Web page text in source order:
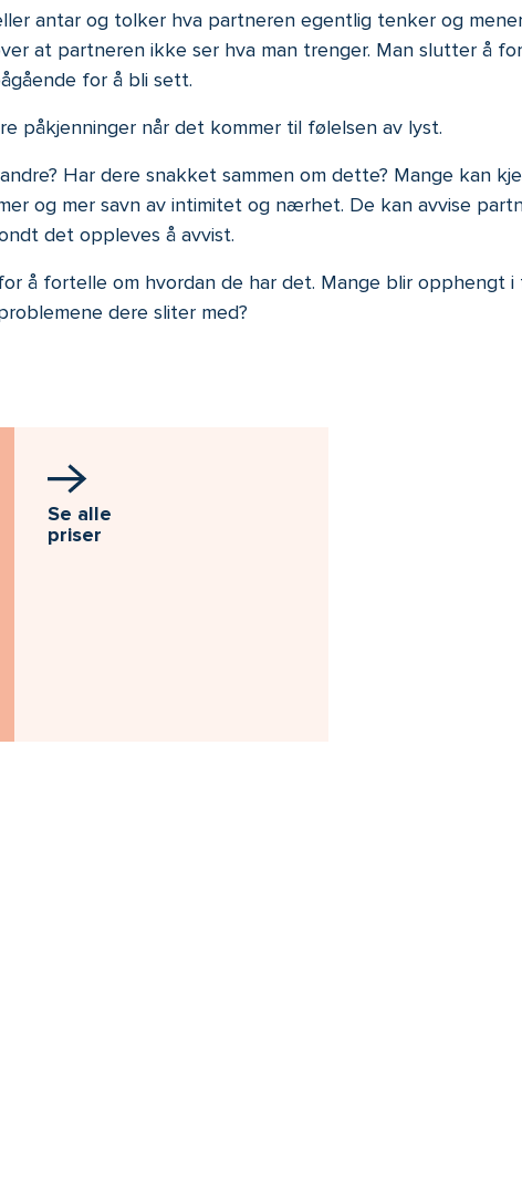
antar og tolker hva partneren egentlig tenker og
at partneren ikke ser hva man trenger. Man slutter å
for å bli sett.
påkjenninger når det kommer til følelsen av lyst.
Har dere snakket sammen om dette? Mange kan
og mer savn av intimitet og nærhet. De kan avvise
det oppleves å avvist.
å fortelle om hvordan de har det. Mange blir opphengt
dere sliter med?
Se alle
priser